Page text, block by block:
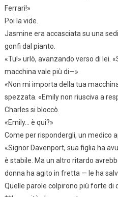
Ferrari!»
Poi la vide.
Jasmine era accasciata su una
gonfi dal pianto.
«Tu!» urlò, avanzando verso di lei.
macchina vale più di—»
«Non mi importa della tua
spezzata. «Emily non riusciva a
Charles si bloccò.
«Emily… è qui?»
Come per rispondergli, un medico
«Signor Davenport, sua figlia ha
è stabile. Ma un altro ritardo
donna ha agito in fretta — le ha
Quelle parole colpirono più forte di